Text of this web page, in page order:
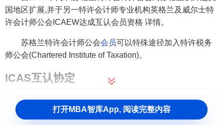
国地区扩展,并于另一特许会计师专业机构英格兰及威尔士特
许会计师公会ICAEW达成互认会员资格 详情。
苏格兰特许会计师公会会员可以特殊途径加入特许税务
师公会(Chartered Institute of Taxation)。
ICAS互认协定
苏格兰特许会计师公会与下列机构达成会员互认协定:
打开MBA智库App, 阅读完整内容